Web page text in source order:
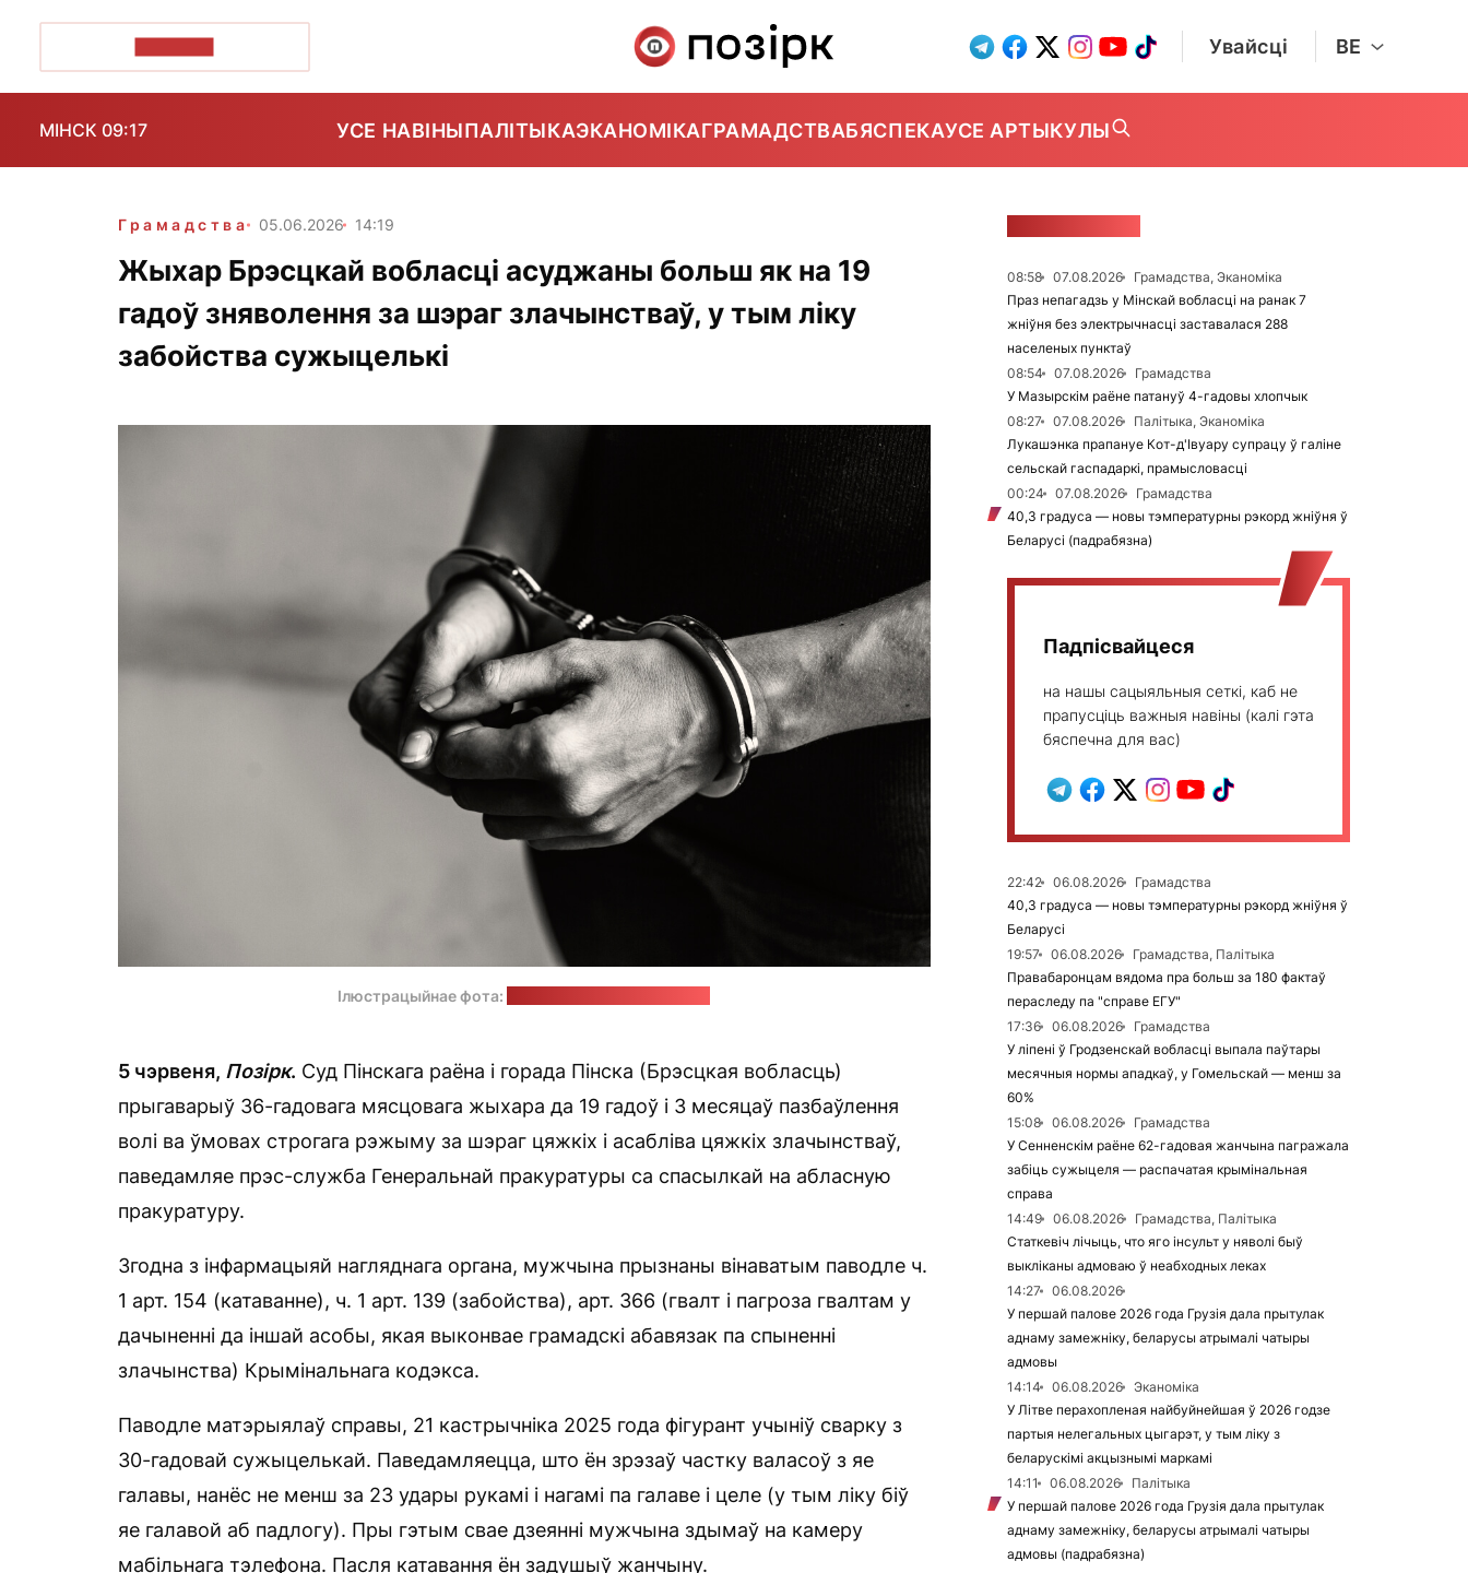
Увайсці BE
МІНСК 09:17 УСЕ НАВІНЫПАЛІТЫКАЭКАНОМІКАГРАМАДСТВАБЯСПЕКАУСЕ АРТЫКУЛЫ
Грамадства 05.06.2026 14:19
Жыхар Брэсцкай вобласці асуджаны больш як на 19
гадоў зняволення за шэраг злачынстваў, у тым ліку
забойства сужыцелькі
Ілюстрацыйнае фота:
5 чэрвеня, Позірк. Суд Пінскага раёна і горада Пінска (Брэсцкая вобласць)
прыгаварыў 36-гадовага мясцовага жыхара да 19 гадоў і 3 месяцаў пазбаўлення
волі ва ўмовах строгага рэжыму за шэраг цяжкіх і асабліва цяжкіх злачынстваў,
паведамляе прэс-служба Генеральнай пракуратуры са спасылкай на абласную
пракуратуру.
Згодна з інфармацыяй нагляднага органа, мужчына прызнаны вінаватым паводле ч.
1 арт. 154 (катаванне), ч. 1 арт. 139 (забойства), арт. 366 (гвалт і пагроза гвалтам у
дачыненні да іншай асобы, якая выконвае грамадскі абавязак па спыненні
злачынства) Крымінальнага кодэкса.
Паводле матэрыялаў справы, 21 кастрычніка 2025 года фігурант учыніў сварку з
30-гадовай сужыцелькай. Паведамляецца, што ён зрэзаў частку валасоў з яе
галавы, нанёс не менш за 23 удары рукамі і нагамі па галаве і целе (у тым ліку біў
яе галавой аб падлогу). Пры гэтым свае дзеянні мужчына здымаў на камеру
мабільнага тэлефона. Пасля катавання ён задушыў жанчыну.
08:58 07.08.2026
Грамадства, Эканоміка
Праз непагадзь у Мінскай вобласці на ранак 7
жніўня без электрычнасці заставалася 288
населеных пунктаў
08:54
07.08.2026
Грамадства
У Мазырскім раёне патануў 4-гадовы хлопчык
08:27
07.08.2026
Палітыка, Эканоміка
Лукашэнка прапануе Кот-д'Івуару супрацу ў галіне
сельскай гаспадаркі, прамысловасці
00:24
07.08.2026
Грамадства
40,3 градуса — новы тэмпературны рэкорд жніўня ў
Беларусі (падрабязна)
Падпісвайцеся
на нашы сацыяльныя сеткі, каб не
прапусціць важныя навіны (калі гэта
бяспечна для вас)
22:42 06.08.2026
Грамадства
40,3 градуса — новы тэмпературны рэкорд жніўня ў
Беларусі
19:57
06.08.2026
Грамадства, Палітыка
Правабаронцам вядома пра больш за 180 фактаў
пераследу па "справе ЕГУ"
17:36
06.08.2026
Грамадства
У ліпені ў Гродзенскай вобласці выпала паўтары
месячныя нормы ападкаў, у Гомельскай — менш за
60%
15:08
06.08.2026
Грамадства
У Сенненскім раёне 62-гадовая жанчына пагражала
забіць сужыцеля — распачатая крымінальная
справа
14:49
06.08.2026
Грамадства, Палітыка
Статкевіч лічыць, что яго інсульт у няволі быў
выкліканы адмоваю ў неабходных леках
14:27
06.08.2026
У першай палове 2026 года Грузія дала прытулак
аднаму замежніку, беларусы атрымалі чатыры
адмовы
14:14
06.08.2026
Эканоміка
У Літве перахопленая найбуйнейшая ў 2026 годзе
партыя нелегальных цыгарэт, у тым ліку з
беларускімі акцызнымі маркамі
14:11
06.08.2026
Палітыка
У першай палове 2026 года Грузія дала прытулак
аднаму замежніку, беларусы атрымалі чатыры
адмовы (падрабязна)